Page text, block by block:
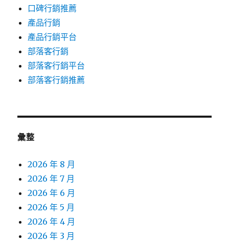
口碑行銷推薦
產品行銷
產品行銷平台
部落客行銷
部落客行銷平台
部落客行銷推薦
彙整
2026 年 8 月
2026 年 7 月
2026 年 6 月
2026 年 5 月
2026 年 4 月
2026 年 3 月